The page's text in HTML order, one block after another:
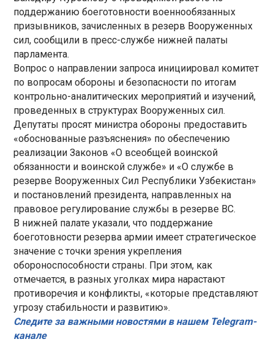
поддержанию боеготовности военнообязанных
призывников, зачисленных в резерв Вооруженных
сил, сообщили в пресс-службе нижней палаты
парламента.
Вопрос о направлении запроса инициировал комитет
по вопросам обороны и безопасности по итогам
контрольно-аналитических мероприятий и изучений,
проведенных в структурах Вооруженных сил.
Депутаты просят министра обороны предоставить
«обоснованные разъяснения» по обеспечению
реализации Законов «О всеобщей воинской
обязанности и воинской службе» и «О службе в
резерве Вооруженных Сил Республики Узбекистан»
и постановлений президента, направленных на
правовое регулирование службы в резерве ВС.
В нижней палате указали, что поддержание
боеготовности резерва армии имеет стратегическое
значение с точки зрения укрепления
обороноспособности страны. При этом, как
отмечается, в разных уголках мира нарастают
противоречия и конфликты, «которые представляют
угрозу стабильности и развитию».
Следите за важными новостями в нашем Telegram-
канале